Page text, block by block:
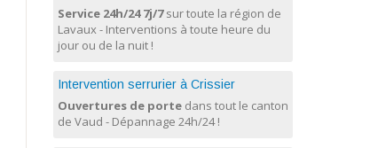
Service 24h/24 7j/7sur toute la région de
Lavaux - Interventions à toute heure du
jour ou de la nuit !
Intervention serrurier à Crissier
Ouvertures de porte dans tout le canton
de Vaud - Dépannage 24h/24 !